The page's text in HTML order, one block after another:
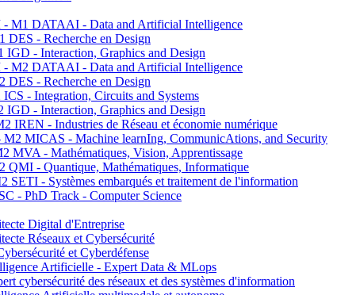
M1 DATAAI - Data and Artificial Intelligence
DES - Recherche en Design
- Interaction, Graphics and Design
M2 DATAAI - Data and Artificial Intelligence
DES - Recherche en Design
- Integration, Circuits and Systems
- Interaction, Graphics and Design
IREN - Industries de Réseau et économie numérique
MICAS - Machine learnIng, CommunicAtions, and Security
MVA - Mathématiques, Vision, Apprentissage
QMI - Quantique, Mathématiques, Informatique
SETI - Systèmes embarqués et traitement de l'information
- PhD Track - Computer Science
Digital d'Entreprise
Réseaux et Cybersécurité
et Cyberdéfense
Artificielle - Expert Data & MLops
cybersécurité des réseaux et des systèmes d'information